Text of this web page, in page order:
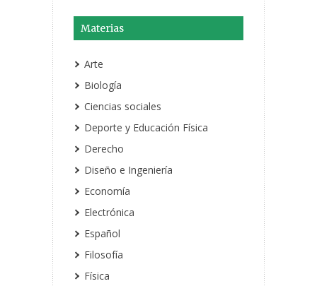
Materias
Arte
Biología
Ciencias sociales
Deporte y Educación Física
Derecho
Diseño e Ingeniería
Economía
Electrónica
Español
Filosofía
Física